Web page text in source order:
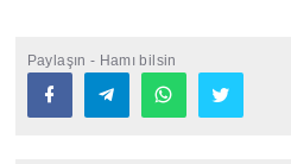
Paylaşın - Hamı bilsin